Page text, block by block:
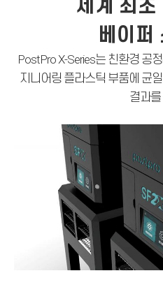
세계 최초
베이퍼
PostPro X-Series는 친환경 공
지니어링 플라스틱 부품에 균
결과